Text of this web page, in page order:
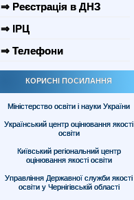
⇒ Реєстрація в ДНЗ
⇒ ІРЦ
⇒ Телефони
КОРИСНІ ПОСИЛАННЯ
Міністерство освіти і науки України
Український центр оцінювання якості
освіти
Київський регіональний центр
оцінювання якості освіти
Управління Державної служби якості
освіти у Чернігівській області